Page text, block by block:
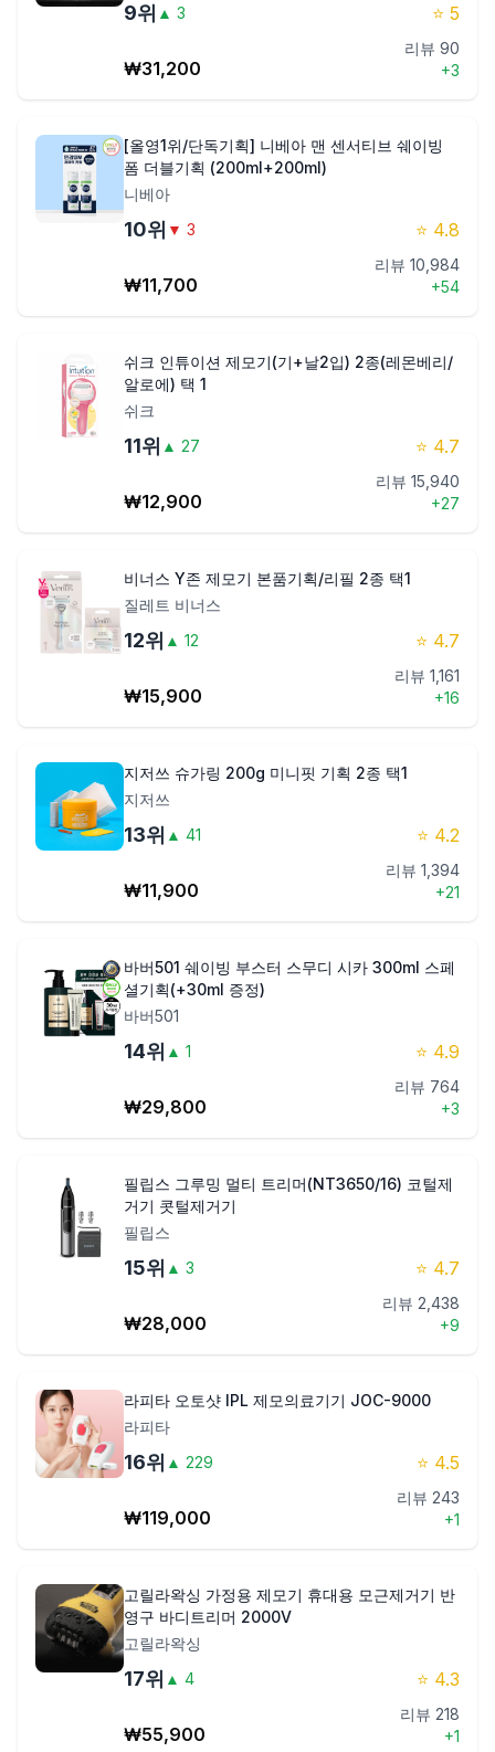
9위 ▲ 3 ⭐ 5
₩31,200
리뷰 90
+3
[올영1위/단독기획] 니베아 맨 센서티브 쉐이빙
폼 더블기획 (200ml+200ml)
니베아
10위 ▼ 3 ⭐ 4.8
₩11,700
리뷰 10,984
+54
쉬크 인튜이션 제모기(기+날2입) 2종(레몬베리/
알로에) 택 1
쉬크
11위 ▲ 27 ⭐ 4.7
₩12,900
리뷰 15,940
+27
비너스 Y존 제모기 본품기획/리필 2종 택1
질레트 비너스
12위 ▲ 12 ⭐ 4.7
₩15,900
리뷰 1,161
+16
지저쓰 슈가링 200g 미니핏 기획 2종 택1
지저쓰
13위 ▲ 41 ⭐ 4.2
₩11,900
리뷰 1,394
+21
바버501 쉐이빙 부스터 스무디 시카 300ml 스페
셜기획(+30ml 증정)
바버501
14위 ▲ 1 ⭐ 4.9
₩29,800
리뷰 764
+3
필립스 그루밍 멀티 트리머(NT3650/16) 코털제
거기 콧털제거기
필립스
15위 ▲ 3 ⭐ 4.7
₩28,000
리뷰 2,438
+9
라피타 오토샷 IPL 제모의료기기 JOC-9000
라피타
16위 ▲ 229 ⭐ 4.5
₩119,000
리뷰 243
+1
고릴라왁싱 가정용 제모기 휴대용 모근제거기 반
영구 바디트리머 2000V
고릴라왁싱
17위 ▲ 4 ⭐ 4.3
₩55,900
리뷰 218
+1